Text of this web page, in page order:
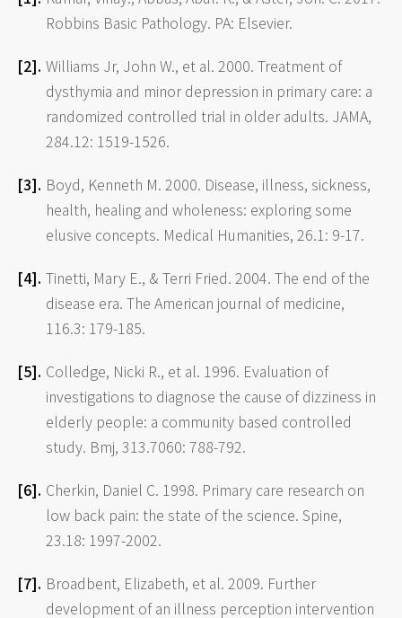
Robbins Basic Pathology. PA: Elsevier.
Williams Jr, John W., et al. 2000. Treatment of
dysthymia and minor depression in primary care: a
randomized controlled trial in older adults. JAMA,
284.12: 1519-1526.
Boyd, Kenneth M. 2000. Disease, illness, sickness,
health, healing and wholeness: exploring some
elusive concepts. Medical Humanities, 26.1: 9-17.
Tinetti, Mary E., & Terri Fried. 2004. The end of the
disease era. The American journal of medicine,
116.3: 179-185.
Colledge, Nicki R., et al. 1996. Evaluation of
investigations to diagnose the cause of dizziness in
elderly people: a community based controlled
study. Bmj, 313.7060: 788-792.
Cherkin, Daniel C. 1998. Primary care research on
low back pain: the state of the science. Spine,
23.18: 1997-2002.
Broadbent, Elizabeth, et al. 2009. Further
development of an illness perception intervention